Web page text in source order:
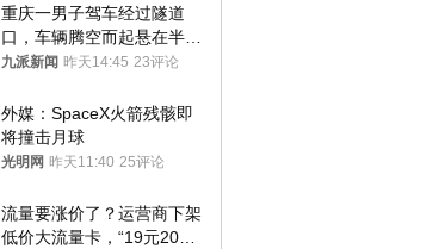
重庆一男子驾车经过隧道
口，车辆腾空而起悬在半
空，消防： 2人已送医，正
九派新闻 昨天14:45 23评论
外媒：SpaceX火箭残骸即
将撞击月球
光明网 昨天11:40 25评论
流量要涨价了？运营商下架
低价大流量卡，“19元200